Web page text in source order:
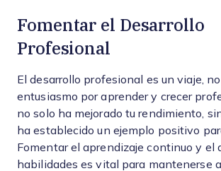
Fomentar el Desarrollo
Profesional
El desarrollo profesional es un viaje,
entusiasmo por aprender y crecer
no solo ha mejorado tu rendimiento,
ha establecido un ejemplo positivo
Fomentar el aprendizaje continuo y el
habilidades es vital para mantenerse